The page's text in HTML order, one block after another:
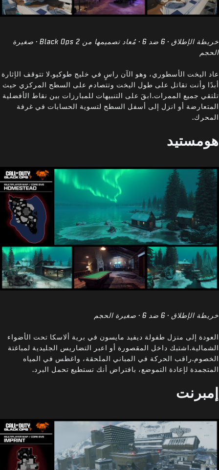
خريطة الإطلاق · 6 ضد 6 · مُعاد تصميمها من Black Ops 2 · صغيرة
الحجم
عاد اليخت الأسطوري، وهو الآن راسٍ في خليج طوكيو.لا تتوقف الإثارة
أبدًا وأنت تقاتل على طول اليخت وتتصادم على السطح المركزي حيث
تلتقي جميع الممرات.ابقَ على التنبيهات للمبارزات بين نقاط الأفضلية
المتعارضة أو انزل إلى أسفل السطح لتسوية الحسابات في غرفة
المحرك.
هومستيد
خريطة الإطلاق · 6 ضد 6 · صغيرة الحجم
العودة إلى منزل طفولة ديفيد مايسون في برية ألاسكا تحت الأضواء
الشمالية.اشتبك داخل المقصورة أو اعبر التضاريس الجليدية لمباغتة
الخصوم.راقب الحركة في المباني الملحقة، واغطس في المياه
المتجمدة لإعادة التموضع، بافتراض أنك تستطيع تحمل البرد.
إمبرنت